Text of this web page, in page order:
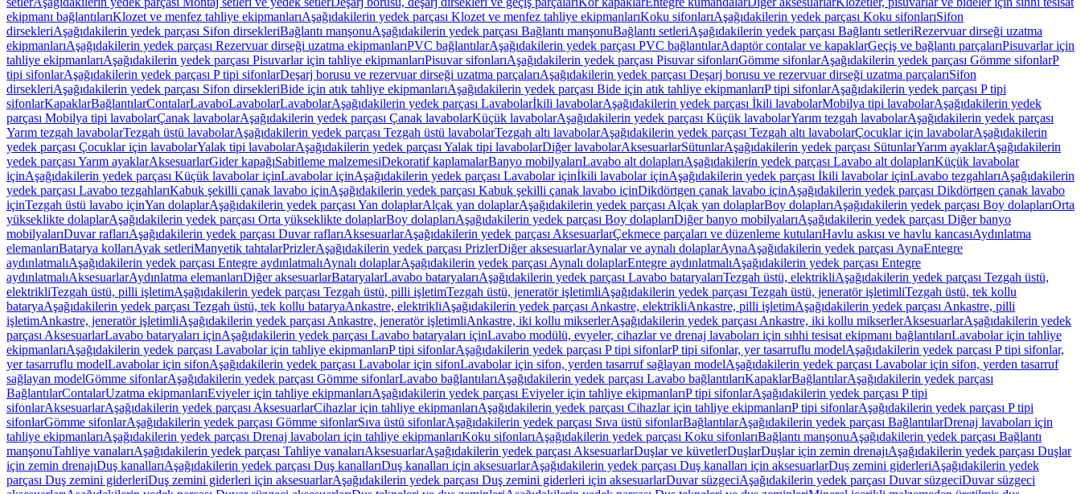
ekipmanı bağlantılarıKlozet ve menfez tahliye ekipmanlarıAşağıdakilerin yedek parçası Klozet ve menfez tahliye ekipmanlarıKoku sifonlarıAşağıdakilerin yedek parçası Koku sifonlarıSifon
dirsekleriAşağıdakilerin yedek parçası Sifon dirsekleriBağlantı manşonuAşağıdakilerin yedek parçası Bağlantı manşonuBağlantı setleriAşağıdakilerin yedek parçası Bağlantı setleriRezervuar dirseği uzatma
ekipmanlarıAşağıdakilerin yedek parçası Rezervuar dirseği uzatma ekipmanlarıPVC bağlantılarAşağıdakilerin yedek parçası PVC bağlantılarAdaptör contalar ve kapaklarGeçiş ve bağlantı parçalarıPisuvarlar için
tahliye ekipmanlarıAşağıdakilerin yedek parçası Pisuvarlar için tahliye ekipmanlarıPisuvar sifonlarıAşağıdakilerin yedek parçası Pisuvar sifonlarıGömme sifonlarAşağıdakilerin yedek parçası Gömme sifonlarP
tipi sifonlarAşağıdakilerin yedek parçası P tipi sifonlarDeşarj borusu ve rezervuar dirseği uzatma parçalarıAşağıdakilerin yedek parçası Deşarj borusu ve rezervuar dirseği uzatma parçalarıSifon
dirsekleriAşağıdakilerin yedek parçası Sifon dirsekleriBide için atık tahliye ekipmanlarıAşağıdakilerin yedek parçası Bide için atık tahliye ekipmanlarıP tipi sifonlarAşağıdakilerin yedek parçası P tipi
sifonlarKapaklarBağlantılarContalarLavaboLavabolarLavabolarAşağıdakilerin yedek parçası Lavabolarİkili lavabolarAşağıdakilerin yedek parçası İkili lavabolarMobilya tipi lavabolarAşağıdakilerin yedek
parçası Mobilya tipi lavabolarÇanak lavabolarAşağıdakilerin yedek parçası Çanak lavabolarKüçük lavabolarAşağıdakilerin yedek parçası Küçük lavabolarYarım tezgah lavabolarAşağıdakilerin yedek parçası
Yarım tezgah lavabolarTezgah üstü lavabolarAşağıdakilerin yedek parçası Tezgah üstü lavabolarTezgah altı lavabolarAşağıdakilerin yedek parçası Tezgah altı lavabolarÇocuklar için lavabolarAşağıdakilerin
yedek parçası Çocuklar için lavabolarYalak tipi lavabolarAşağıdakilerin yedek parçası Yalak tipi lavabolarDiğer lavabolarAksesuarlarSütunlarAşağıdakilerin yedek parçası SütunlarYarım ayaklarAşağıdakilerin
yedek parçası Yarım ayaklarAksesuarlarGider kapağıSabitleme malzemesiDekoratif kaplamalarBanyo mobilyalarıLavabo alt dolaplarıAşağıdakilerin yedek parçası Lavabo alt dolaplarıKüçük lavabolar
içinAşağıdakilerin yedek parçası Küçük lavabolar içinLavabolar içinAşağıdakilerin yedek parçası Lavabolar içinİkili lavabolar içinAşağıdakilerin yedek parçası İkili lavabolar içinLavabo tezgahlarıAşağıdakilerin
yedek parçası Lavabo tezgahlarıKabuk şekilli çanak lavabo içinAşağıdakilerin yedek parçası Kabuk şekilli çanak lavabo içinDikdörtgen çanak lavabo içinAşağıdakilerin yedek parçası Dikdörtgen çanak lavabo
içinTezgah üstü lavabo içinYan dolaplarAşağıdakilerin yedek parçası Yan dolaplarAlçak yan dolaplarAşağıdakilerin yedek parçası Alçak yan dolaplarBoy dolaplarıAşağıdakilerin yedek parçası Boy dolaplarıOrta
yükseklikte dolaplarAşağıdakilerin yedek parçası Orta yükseklikte dolaplarBoy dolaplarıAşağıdakilerin yedek parçası Boy dolaplarıDiğer banyo mobilyalarıAşağıdakilerin yedek parçası Diğer banyo
mobilyalarıDuvar raflarıAşağıdakilerin yedek parçası Duvar raflarıAksesuarlarAşağıdakilerin yedek parçası AksesuarlarÇekmece parçaları ve düzenleme kutularıHavlu askısı ve havlu kancasıAydınlatma
elemanlarıBatarya kollarıAyak setleriManyetik tahtalarPrizlerAşağıdakilerin yedek parçası PrizlerDiğer aksesuarlarAynalar ve aynalı dolaplarAynaAşağıdakilerin yedek parçası AynaEntegre
aydınlatmalıAşağıdakilerin yedek parçası Entegre aydınlatmalıAynalı dolaplarAşağıdakilerin yedek parçası Aynalı dolaplarEntegre aydınlatmalıAşağıdakilerin yedek parçası Entegre
aydınlatmalıAksesuarlarAydınlatma elemanlarıDiğer aksesuarlarBataryalarLavabo bataryalarıAşağıdakilerin yedek parçası Lavabo bataryalarıTezgah üstü, elektrikliAşağıdakilerin yedek parçası Tezgah üstü,
elektrikliTezgah üstü, pilli işletimAşağıdakilerin yedek parçası Tezgah üstü, pilli işletimTezgah üstü, jeneratör işletimliAşağıdakilerin yedek parçası Tezgah üstü, jeneratör işletimliTezgah üstü, tek kollu
bataryaAşağıdakilerin yedek parçası Tezgah üstü, tek kollu bataryaAnkastre, elektrikliAşağıdakilerin yedek parçası Ankastre, elektrikliAnkastre, pilli işletimAşağıdakilerin yedek parçası Ankastre, pilli
işletimAnkastre, jeneratör işletimliAşağıdakilerin yedek parçası Ankastre, jeneratör işletimliAnkastre, iki kollu mikserlerAşağıdakilerin yedek parçası Ankastre, iki kollu mikserlerAksesuarlarAşağıdakilerin yedek
parçası AksesuarlarLavabo bataryaları içinAşağıdakilerin yedek parçası Lavabo bataryaları içinLavabo modülü, evyeler, cihazlar ve drenaj lavaboları için sıhhi tesisat ekipmanı bağlantılarıLavabolar için tahliye
ekipmanlarıAşağıdakilerin yedek parçası Lavabolar için tahliye ekipmanlarıP tipi sifonlarAşağıdakilerin yedek parçası P tipi sifonlarP tipi sifonlar, yer tasarruflu modelAşağıdakilerin yedek parçası P tipi sifonlar,
yer tasarruflu modelLavabolar için sifonAşağıdakilerin yedek parçası Lavabolar için sifonLavabolar için sifon, yerden tasarruf sağlayan modelAşağıdakilerin yedek parçası Lavabolar için sifon, yerden tasarruf
sağlayan modelGömme sifonlarAşağıdakilerin yedek parçası Gömme sifonlarLavabo bağlantılarıAşağıdakilerin yedek parçası Lavabo bağlantılarıKapaklarBağlantılarAşağıdakilerin yedek parçası
BağlantılarContalarUzatma ekipmanlarıEviyeler için tahliye ekipmanlarıAşağıdakilerin yedek parçası Eviyeler için tahliye ekipmanlarıP tipi sifonlarAşağıdakilerin yedek parçası P tipi
sifonlarAksesuarlarAşağıdakilerin yedek parçası AksesuarlarCihazlar için tahliye ekipmanlarıAşağıdakilerin yedek parçası Cihazlar için tahliye ekipmanlarıP tipi sifonlarAşağıdakilerin yedek parçası P tipi
sifonlarGömme sifonlarAşağıdakilerin yedek parçası Gömme sifonlarSıva üstü sifonlarAşağıdakilerin yedek parçası Sıva üstü sifonlarBağlantılarAşağıdakilerin yedek parçası BağlantılarDrenaj lavaboları için
tahliye ekipmanlarıAşağıdakilerin yedek parçası Drenaj lavaboları için tahliye ekipmanlarıKoku sifonlarıAşağıdakilerin yedek parçası Koku sifonlarıBağlantı manşonuAşağıdakilerin yedek parçası Bağlantı
manşonuTahliye vanalarıAşağıdakilerin yedek parçası Tahliye vanalarıAksesuarlarAşağıdakilerin yedek parçası AksesuarlarDuşlar ve küvetlerDuşlarDuşlar için zemin drenajıAşağıdakilerin yedek parçası Duşlar
için zemin drenajıDuş kanallarıAşağıdakilerin yedek parçası Duş kanallarıDuş kanalları için aksesuarlarAşağıdakilerin yedek parçası Duş kanalları için aksesuarlarDuş zemini giderleriAşağıdakilerin yedek
parçası Duş zemini giderleriDuş zemini giderleri için aksesuarlarAşağıdakilerin yedek parçası Duş zemini giderleri için aksesuarlarDuvar süzgeciAşağıdakilerin yedek parçası Duvar süzgeciDuvar süzgeci